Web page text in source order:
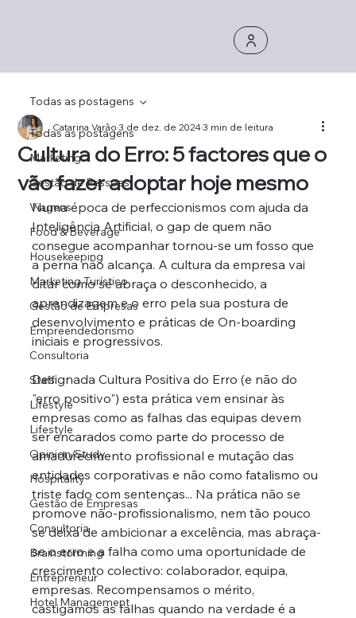
Todas as postagens
Marketing
Gestão de Pessoas
Viagens
Food & Beverage
Housekeeping
Marketing Turístico
Gestão de Empresas
Empreendedorismo
Consultoria
Staff
Lifestyle
Lifestyle
Opinion/Study
Hospitality
Gestão de Empresas
Consultoria
Brainstorming
Entrepreneur
Hotel Management
Todas as postagens
Cultura do Erro: 5 factores que o
vão fazer adoptar hoje mesmo
Catarina Varão3 de dez. de 20243 min de leitura
Numa época de perfeccionismos com ajuda da
Inteligência Artificial, o gap de quem não
consegue acompanhar tornou-se um fosso que
a perna não alcança. A cultura da empresa vai
ditar como se abraça o desconhecido, a
aprendizagem e o erro pela sua postura de
desenvolvimento e práticas de On-boarding
iniciais e progressivos.
Designada Cultura Positiva do Erro (e não do
"erro positivo") esta prática vem ensinar às
empresas como as falhas das equipas devem
ser encarados como parte do processo de
amadurecimento profissional e mutação das
entidades corporativas e não como fatalismo ou
triste fado com sentenças... Na prática não se
promove não-profissionalismo, nem tão pouco
se deixa de ambicionar a excelência, mas abraça-
se o erro e a falha como uma oportunidade de
crescimento colectivo: colaborador, equipa,
empresas. Recompensamos o mérito,
castigamos as falhas quando na verdade é a